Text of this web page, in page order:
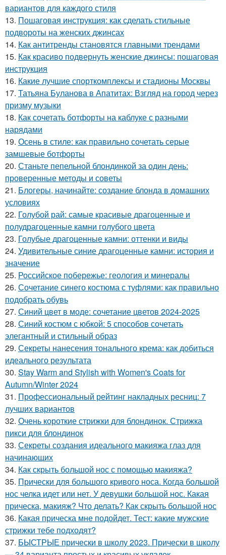
вариантов для каждого стиля
13. Пошаговая инструкция: как сделать стильные
подвороты на женских джинсах
14. Как антитренды становятся главными трендами
15. Как красиво подвернуть женские джинсы: пошаговая
инструкция
16. Какие лучшие спорткомплексы и стадионы Москвы
17. Татьяна Буланова в Апатитах: Взгляд на город через
призму музыки
18. Как сочетать ботфорты на каблуке с разными
нарядами
19. Осень в стиле: как правильно сочетать серые
замшевые ботфорты
20. Станьте пепельной блондинкой за один день:
проверенные методы и советы
21. Блогеры, начинайте: создание блонда в домашних
условиях
22. Голубой рай: самые красивые драгоценные и
полудрагоценные камни голубого цвета
23. Голубые драгоценные камни: оттенки и виды
24. Удивительные синие драгоценные камни: история и
значение
25. Российское побережье: геология и минералы
26. Сочетание синего костюма с туфлями: как правильно
подобрать обувь
27. Синий цвет в моде: сочетание цветов 2024-2025
28. Синий костюм с юбкой: 5 способов сочетать
элегантный и стильный образ
29. Секреты нанесения тонального крема: как добиться
идеального результата
30. Stay Warm and Stylish with Women's Coats for
Autumn/Winter 2024
31. Профессиональный рейтинг накладных ресниц: 7
лучших вариантов
32. Очень короткие стрижки для блондинок. Стрижка
пикси для блондинок
33. Секреты создания идеального макияжа глаз для
начинающих
34. Как скрыть большой нос с помощью макияжа?
35. Прически для большого кривого носа. Когда большой
нос челка идет или нет. У девушки большой нос. Какая
прическа, макияж? Что делать? Как скрыть большой нос
36. Какая прическа мне подойдет. Тест: какие мужские
стрижки тебе подходят?
37. БЫСТРЫЕ прически в школу 2023. Прически в школу